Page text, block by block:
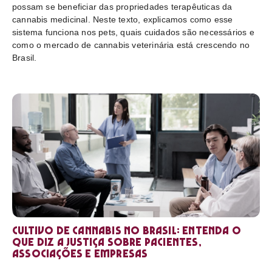
possam se beneficiar das propriedades terapêuticas da
cannabis medicinal. Neste texto, explicamos como esse
sistema funciona nos pets, quais cuidados são necessários e
como o mercado de cannabis veterinária está crescendo no
Brasil.
Cultivo de cannabis no Brasil: entenda o
que diz a Justiça sobre pacientes,
associações e empresas